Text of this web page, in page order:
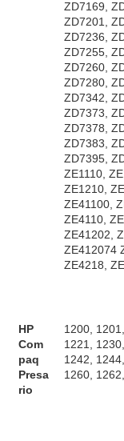
ZD7169,
ZD7201,
ZD7236,
ZD7255,
ZD7260,
ZD7280,
ZD7342,
ZD7373,
ZD7378,
ZD7383,
ZD7395,
ZE1110,
ZE1210,
ZE41100,
ZE4110,
ZE41202,
ZE412074
ZE4218,
HP
Com
paq
Presa
rio
1200,
1221,
1242,
1260,